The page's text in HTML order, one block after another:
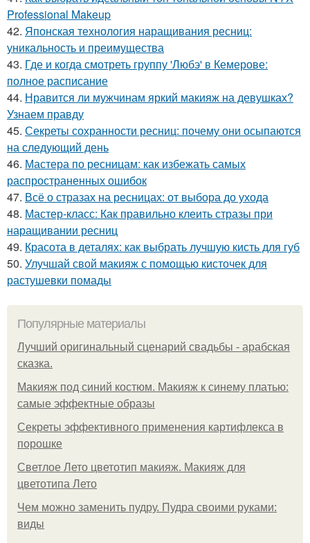
Professional Makeup
42. Японская технология наращивания ресниц:
уникальность и преимущества
43. Где и когда смотреть группу 'Любэ' в Кемерове:
полное расписание
44. Нравится ли мужчинам яркий макияж на девушках?
Узнаем правду
45. Секреты сохранности ресниц: почему они осыпаются
на следующий день
46. Мастера по ресницам: как избежать самых
распространенных ошибок
47. Всё о стразах на ресницах: от выбора до ухода
48. Мастер-класс: Как правильно клеить стразы при
наращивании ресниц
49. Красота в деталях: как выбрать лучшую кисть для губ
50. Улучшай свой макияж с помощью кисточек для
растушевки помады
Популярные материалы
Лучший оригинальный сценарий свадьбы - арабская
сказка.
Макияж под синий костюм. Макияж к синему платью:
самые эффектные образы
Секреты эффективного применения картифлекса в
порошке
Светлое Лето цветотип макияж. Макияж для
цветотипа Лето
Чем можно заменить пудру. Пудра своими руками:
виды